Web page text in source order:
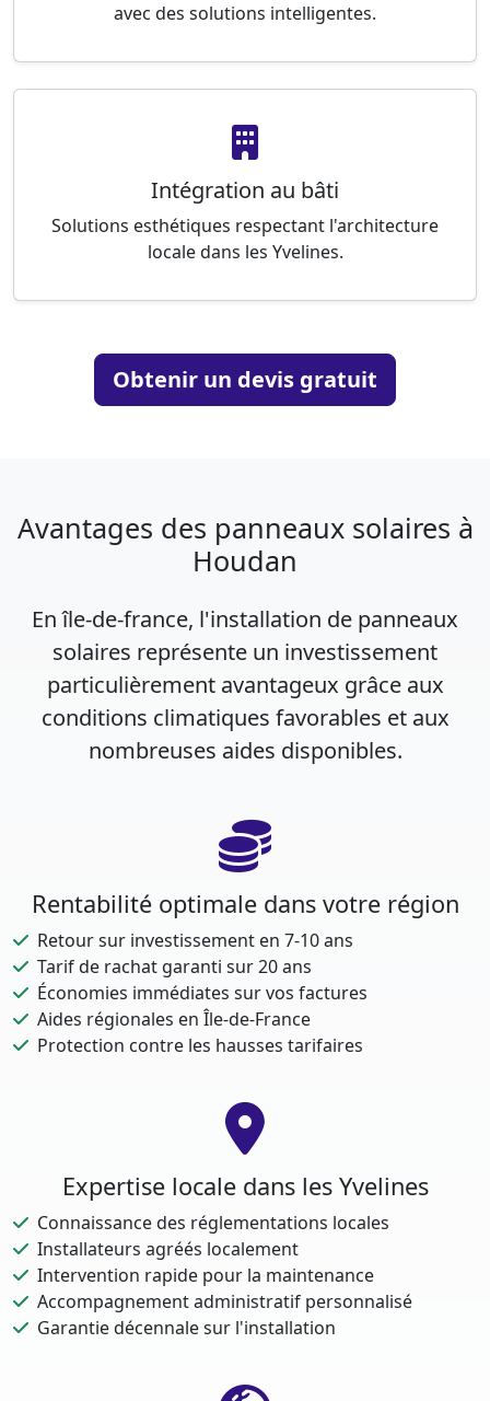
avec des solutions intelligentes.
Intégration au bâti
Solutions esthétiques respectant l'architecture
locale dans les Yvelines.
Obtenir un devis gratuit
Avantages des panneaux solaires à
Houdan
En île-de-france, l'installation de panneaux
solaires représente un investissement
particulièrement avantageux grâce aux
conditions climatiques favorables et aux
nombreuses aides disponibles.
Rentabilité optimale dans votre région
Retour sur investissement en 7-10 ans
Tarif de rachat garanti sur 20 ans
Économies immédiates sur vos factures
Aides régionales en Île-de-France
Protection contre les hausses tarifaires
Expertise locale dans les Yvelines
Connaissance des réglementations locales
Installateurs agréés localement
Intervention rapide pour la maintenance
Accompagnement administratif personnalisé
Garantie décennale sur l'installation